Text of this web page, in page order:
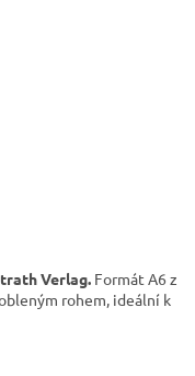
Verlag. Formát A6 z
rohem, ideální k